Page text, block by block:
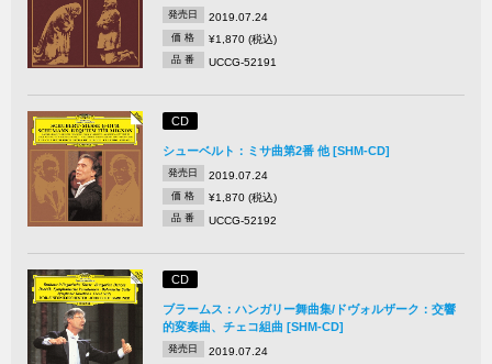
発売日 2019.07.24
価 格 ¥1,870 (税込)
品 番 UCCG-52191
CD
シューベルト：ミサ曲第2番 他 [SHM-CD]
発売日 2019.07.24
価 格 ¥1,870 (税込)
品 番 UCCG-52192
CD
ブラームス：ハンガリー舞曲集/ドヴォルザーク：交響
的変奏曲、チェコ組曲 [SHM-CD]
発売日 2019.07.24